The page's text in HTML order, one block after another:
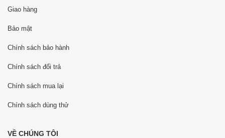
Giao hàng
Bảo mật
Chính sách bảo hành
Chính sách đổi trả
Chính sách mua lại
Chính sách dùng thử
VỀ CHÚNG TÔI